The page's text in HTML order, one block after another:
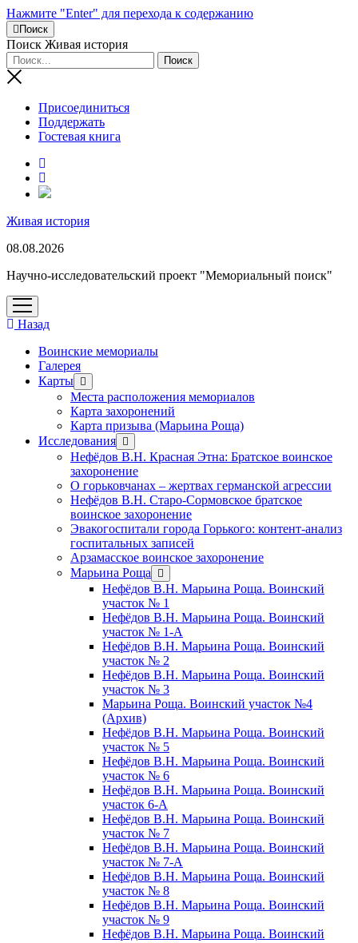
Нажмите "Enter" для перехода к содержанию
Поиск
Поиск Живая история
Присоединиться
Поддержать
Гостевая книга
RuTube
Живая история
08.08.2026
Научно-исследовательский проект "Мемориальный поиск"
открыть
меню
Назад
Воинские мемориалы
Галерея
Карты открыть
меню
Места расположения мемориалов
Карта захоронений
Карта призыва (Марьина Роща)
Исследования открыть
меню
Нефёдов В.Н. Красная Этна: Братское воинское
захоронение
О горьковчанах – жертвах германской агрессии
Нефёдов В.Н. Старо-Сормовское братское
воинское захоронение
Эвакогоспитали города Горького: контент-анализ
госпитальных записей
Арзамасское воинское захоронение
Марьина Роща
открыть
меню
Нефёдов В.Н. Марьина Роща. Воинский
участок № 1
Нефёдов В.Н. Марьина Роща. Воинский
участок № 1-А
Нефёдов В.Н. Марьина Роща. Воинский
участок № 2
Нефёдов В.Н. Марьина Роща. Воинский
участок № 3
Марьина Роща. Воинский участок №4
(Архив)
Нефёдов В.Н. Марьина Роща. Воинский
участок № 5
Нефёдов В.Н. Марьина Роща. Воинский
участок № 6
Нефёдов В.Н. Марьина Роща. Воинский
участок 6-А
Нефёдов В.Н. Марьина Роща. Воинский
участок № 7
Нефёдов В.Н. Марьина Роща. Воинский
участок № 7-А
Нефёдов В.Н. Марьина Роща. Воинский
участок № 8
Нефёдов В.Н. Марьина Роща. Воинский
участок № 9
Нефёдов В.Н. Марьина Роща. Воинский